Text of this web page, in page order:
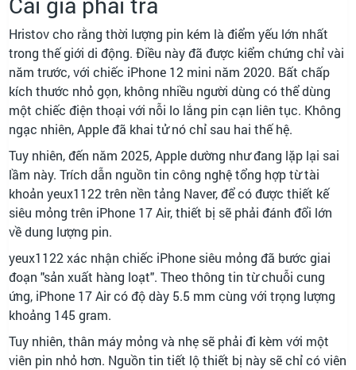
Hristov cho rằng thời lượng pin kém là điểm yếu lớn nhất
trong thế giới di động. Điều này đã được kiểm chứng chỉ vài
năm trước, với chiếc iPhone 12 mini năm 2020. Bất chấp
kích thước nhỏ gọn, không nhiều người dùng có thể dùng
một chiếc điện thoại với nỗi lo lắng pin cạn liên tục. Không
ngạc nhiên, Apple đã khai tử nó chỉ sau hai thế hệ.
Tuy nhiên, đến năm 2025, Apple dường như đang lặp lại sai
lầm này. Trích dẫn nguồn tin công nghệ tổng hợp từ tài
khoản yeux1122 trên nền tảng Naver, để có được thiết kế
siêu mỏng trên iPhone 17 Air, thiết bị sẽ phải đánh đổi lớn
về dung lượng pin.
yeux1122 xác nhận chiếc iPhone siêu mỏng đã bước giai
đoạn "sản xuất hàng loạt". Theo thông tin từ chuỗi cung
ứng, iPhone 17 Air có độ dày 5.5 mm cùng với trọng lượng
khoảng 145 gram.
Tuy nhiên, thân máy mỏng và nhẹ sẽ phải đi kèm với một
viên pin nhỏ hơn. Nguồn tin tiết lộ thiết bị này sẽ chỉ có viên